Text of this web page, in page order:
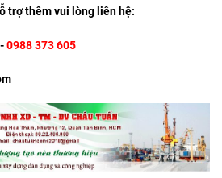
trợ thêm vui lòng liên hệ:
-0988 373 605